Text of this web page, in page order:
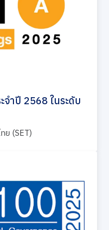
จำปี 2568 ในระดับ
ย (SET)